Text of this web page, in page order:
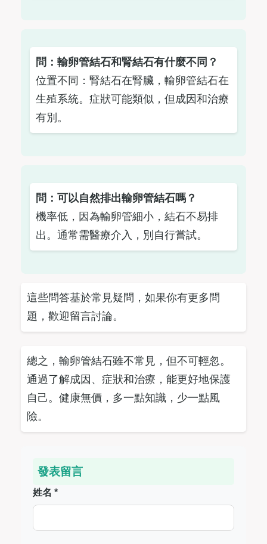
問：輸卵管結石和腎結石有什麼不同？
位置不同：腎結石在腎臟，輸卵管結石在
生殖系統。症狀可能類似，但成因和治療
有別。
問：可以自然排出輸卵管結石嗎？
機率低，因為輸卵管細小，結石不易排
出。通常需醫療介入，別自行嘗試。
這些問答基於常見疑問，如果你有更多問
題，歡迎留言討論。
總之，輸卵管結石雖不常見，但不可輕忽。
通過了解成因、症狀和治療，能更好地保護
自己。健康無價，多一點知識，少一點風
險。
發表留言
姓名 *